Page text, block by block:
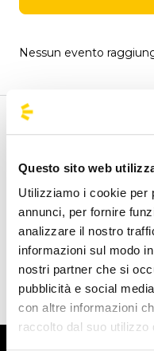
Questo sito web
Utilizziamo i cookie per
annunci, per fornire
analizzare il nostro
informazioni sul modo
nostri partner che si
pubblicità e social
con altre informazioni
raccolto dal suo utilizzo
Nessun evento
Benvenuto nella pagina
interesse. Cerca le
puoi partire. Le nostre
territorio italiano e
Spagna, Francia e
un'esperienza unica,